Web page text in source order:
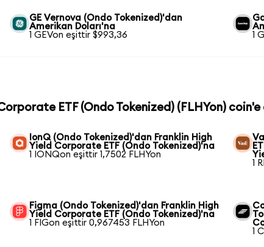
GE Vernova (Ondo Tokenized)'dan
Amerikan Doları'na
1 GEVon eşittir $993,36
1
ETF (Ondo Tokenized) (FLHYon) coin'e
IonQ (Ondo Tokenized)'dan Franklin High
Yield Corporate ETF (Ondo Tokenized)'na
1 IONQon eşittir 1,7502 FLHYon
1
Figma (Ondo Tokenized)'dan Franklin High
Yield Corporate ETF (Ondo Tokenized)'na
1 FIGon eşittir 0,967453 FLHYon
1